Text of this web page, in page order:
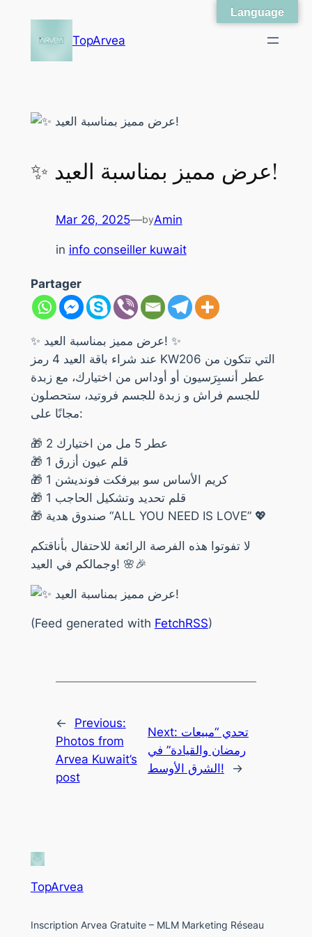
TopArvea
✨ عرض مميز بمناسبة العيد!
Mar 26, 2025—byAmin
in info conseiller kuwait
Partager
✨ عرض مميز بمناسبة العيد! ✨
عند شراء باقة العيد 4 رمز KW206 التي تتكون من
عطر أنسبِرَسيون أو أوداس من اختيارك، مع زبدة
للجسم فراش و زبدة للجسم فروتيد، ستحصلون
مجانًا على:
🎁 2 عطر 5 مل من اختيارك
🎁 1 قلم عيون أزرق
🎁 1 كريم الأساس سو بيرفكت فونديشن
🎁 1 قلم تحديد وتشكيل الحاجب
🎁 صندوق هدية “ALL YOU NEED IS LOVE” 💖
لا تفوتوا هذه الفرصة الرائعة للاحتفال بأناقتكم
وجمالكم في العيد! 🌸🎉
(Feed generated with FetchRSS)
←
Previous:
Photos from
Arvea Kuwait’s
post
Next: تحدي “مبيعات
رمضان والقيادة” في
الشرق الأوسط!
→
TopArvea
Inscription Arvea Gratuite – MLM Marketing Réseau
Language